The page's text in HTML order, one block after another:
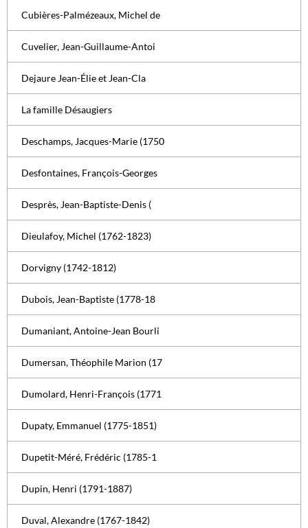
Cubières-Palmézeaux, Michel de
Cuvelier, Jean-Guillaume-Antoi
Dejaure Jean-Élie et Jean-Cla
La famille Désaugiers
Deschamps, Jacques-Marie (1750
Desfontaines, François-Georges
Desprès, Jean-Baptiste-Denis (
Dieulafoy, Michel (1762-1823)
Dorvigny (1742-1812)
Dubois, Jean-Baptiste (1778-18
Dumaniant, Antoine-Jean Bourli
Dumersan, Théophile Marion (17
Dumolard, Henri-François (1771
Dupaty, Emmanuel (1775-1851)
Dupetit-Méré, Frédéric (1785-1
Dupin, Henri (1791-1887)
Duval, Alexandre (1767-1842)